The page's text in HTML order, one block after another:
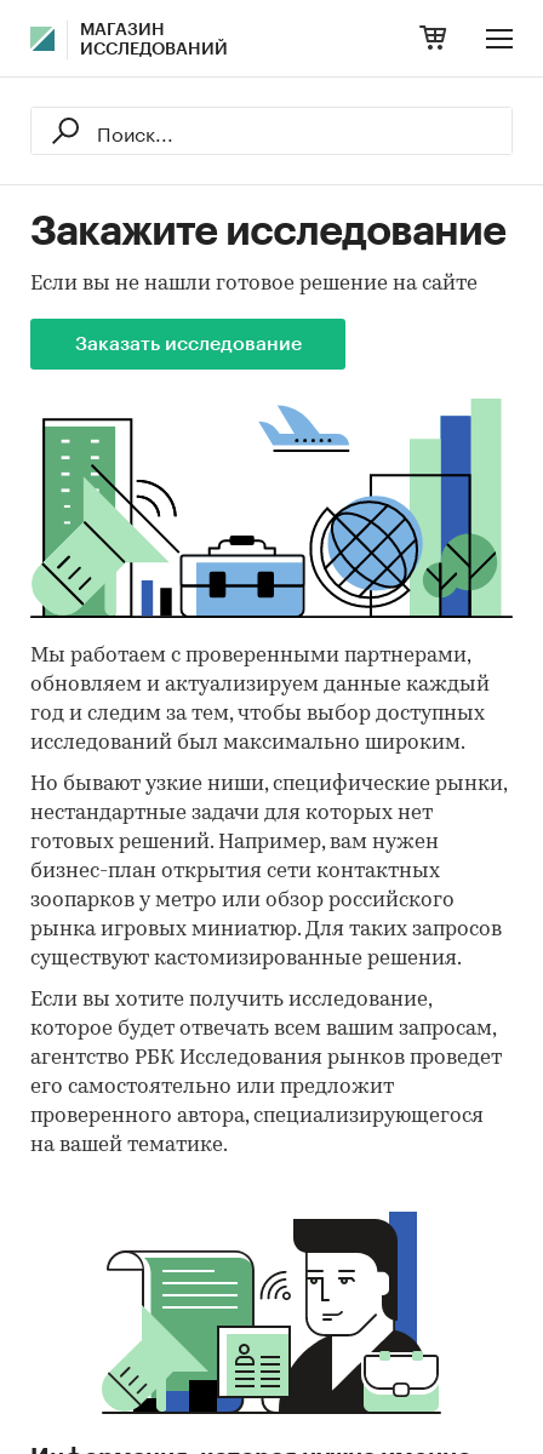
МАГАЗИН
ИССЛЕДОВАНИЙ
Закажите исследование
Если вы не нашли готовое решение на сайте
Заказать исследование
Мы работаем с проверенными партнерами,
обновляем и актуализируем данные каждый
год и следим за тем, чтобы выбор доступных
исследований был максимально широким.
Но бывают узкие ниши, специфические рынки,
нестандартные задачи для которых нет
готовых решений. Например, вам нужен
бизнес-план открытия сети контактных
зоопарков у метро или обзор российского
рынка игровых миниатюр. Для таких запросов
существуют кастомизированные решения.
Если вы хотите получить исследование,
которое будет отвечать всем вашим запросам,
агентство РБК Исследования рынков проведет
его самостоятельно или предложит
проверенного автора, специализирующегося
на вашей тематике.